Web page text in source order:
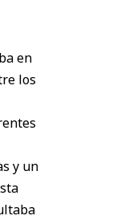
en
los
y un